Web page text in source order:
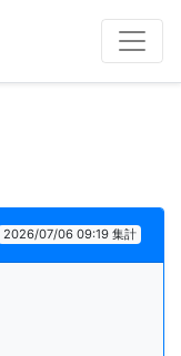
2026/07/06 09:19 集計